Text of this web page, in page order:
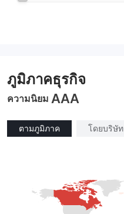
ภูมิภาคธุรกิจ
ความนิยม AAA
ตามภูมิภาค โดยบริษัท